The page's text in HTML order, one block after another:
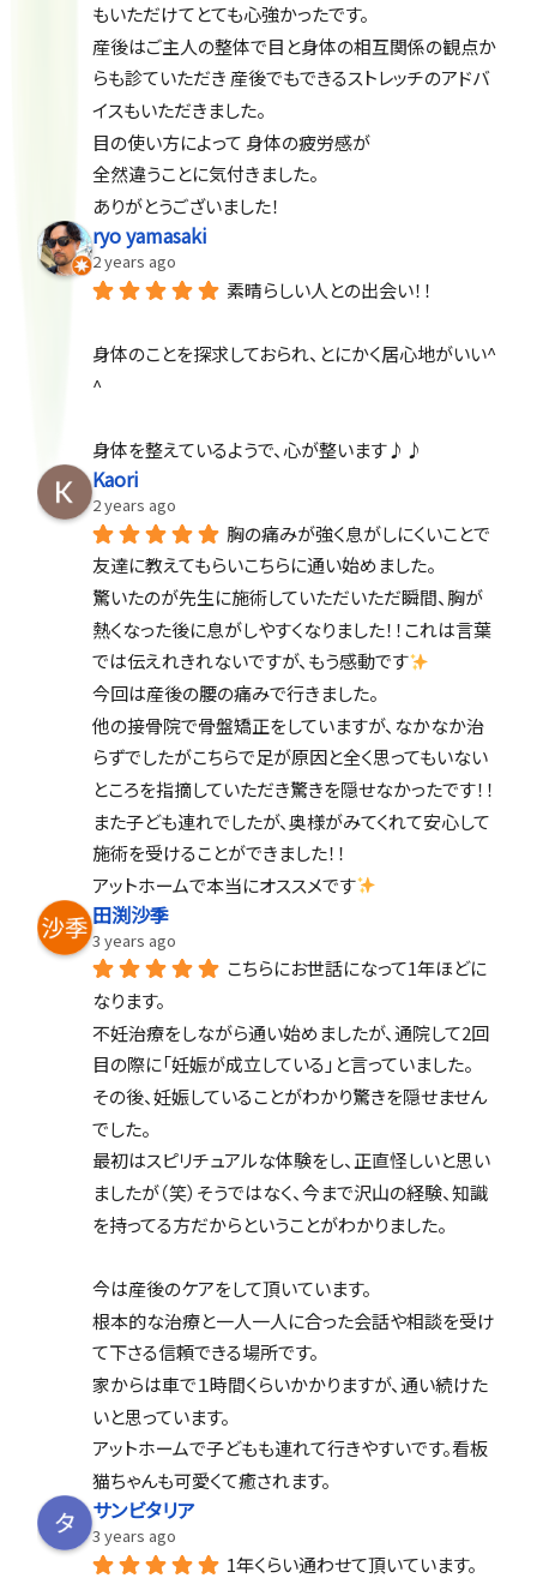
もいただけてとても心強かったです。
産後はご主人の整体で目と身体の相互関係の観点か
らも診ていただき 産後でもできるストレッチのアドバ
イスもいただきました。
目の使い方によって 身体の疲労感が
全然違うことに気付きました。
ありがとうございました！
ryo yamasaki
2 years ago
素晴らしい人との出会い！！
身体のことを探求しておられ、とにかく居心地がいい^
^
身体を整えているようで、心が整います♪♪
Kaori
2 years ago
胸の痛みが強く息がしにくいことで
友達に教えてもらいこちらに通い始めました。
驚いたのが先生に施術していただいただ瞬間、胸が
熱くなった後に息がしやすくなりました！！これは言葉
では伝えれきれないですが、もう感動です
今回は産後の腰の痛みで行きました。
他の接骨院で骨盤矯正をしていますが、なかなか治
らずでしたがこちらで足が原因と全く思ってもいない
ところを指摘していただき驚きを隠せなかったです！！
また子ども連れでしたが、奥様がみてくれて安心して
施術を受けることができました！！
アットホームで本当にオススメです
田渕沙季
3 years ago
こちらにお世話になって1年ほどに
なります。
不妊治療をしながら通い始めましたが、通院して2回
目の際に「妊娠が成立している」と言っていました。
その後、妊娠していることがわかり驚きを隠せません
でした。
最初はスピリチュアルな体験をし、正直怪しいと思い
ましたが（笑）そうではなく、今まで沢山の経験、知識
を持ってる方だからということがわかりました。
今は産後のケアをして頂いています。
根本的な治療と一人一人に合った会話や相談を受け
て下さる信頼できる場所です。
家からは車で１時間くらいかかりますが、通い続けた
いと思っています。
アットホームで子どもも連れて行きやすいです。看板
猫ちゃんも可愛くて癒されます。
サンビタリア
3 years ago
1年くらい通わせて頂いています。